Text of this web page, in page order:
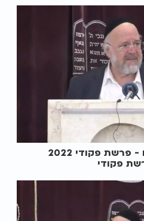
הרב ברוך רוזנבלום - פרשת פקודי 2022
פקודי